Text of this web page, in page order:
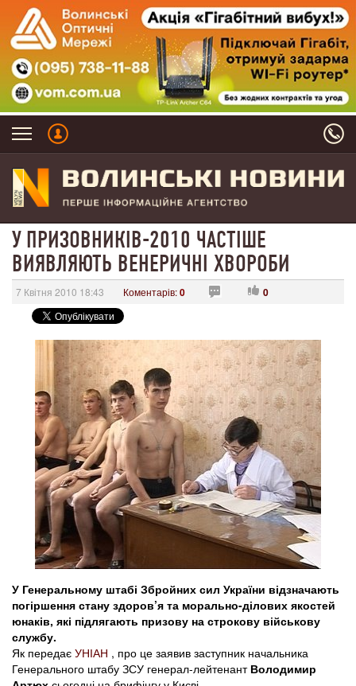
У ПРИЗОВНИКІВ-2010 ЧАСТІШЕ
ВИЯВЛЯЮТЬ ВЕНЕРИЧНІ ХВОРОБИ
7 Квітня 2010 18:43 Коментарів:0 0
У Генеральному штабі Збройних сил України відзначають
погіршення стану здоров’я та морально-ділових якостей
юнаків, які підлягають призову на строкову військову
службу.
Як передає УНІАН , про це заявив заступник начальника
Генерального штабу ЗСУ генерал-лейтенант Володимир